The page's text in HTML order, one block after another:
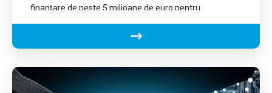
finanțare de peste 5 milioane de euro pentru
reabilitarea…